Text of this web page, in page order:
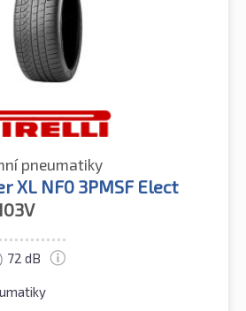
pneumatiky
XL NF0 3PMSF Elect
72 dB